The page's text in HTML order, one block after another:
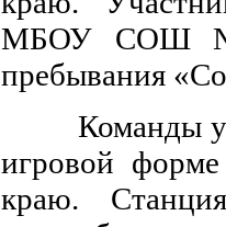
МБОУ СОШ
пребывания
Команды
игровой
краю.